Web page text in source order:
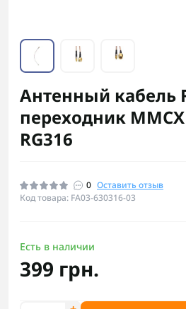
Антенный кабель
переходник
RG316
0 Оставить отзыв
Код товара: FA03-630316-03
Есть в наличии
399 грн.